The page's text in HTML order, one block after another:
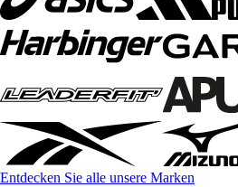
Entdecken Sie alle unsere Marken